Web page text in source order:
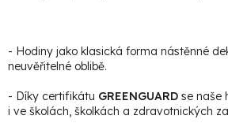
- Hodiny jako klasická forma nástěnné
neuvěřitelné oblibě.
- Díky certifikátu GREENGUARD se naše
i ve školách, školkách a zdravotnických